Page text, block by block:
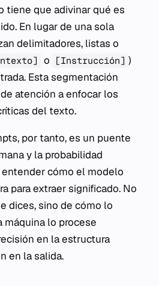
tiene que adivinar qué es
En lugar de una sola
delimitadores, listas o
o [Instrucción] )
Esta segmentación
atención a enfocar los
del texto.
por tanto, es un puente
y la probabilidad
cómo el modelo
para extraer significado. No
dices, sino de cómo lo
máquina lo procese
en la estructura
en la salida.